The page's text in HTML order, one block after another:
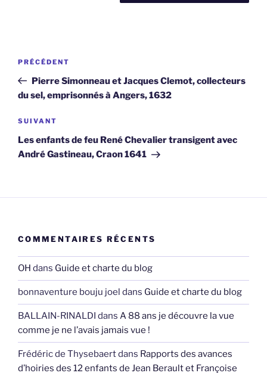
Navigation
l’article
Article
précédent
PRÉCÉDENT
Pierre Simonneau et Jacques Clemot, collecteurs
du sel, emprisonnés à Angers, 1632
Article
suivant
SUIVANT
Les enfants de feu René Chevalier transigent avec
André Gastineau, Craon 1641
COMMENTAIRES RÉCENTS
OH dans Guide et charte du blog
bonnaventure bouju joel dans Guide et charte du blog
BALLAIN-RINALDI dans A 88 ans je découvre la vue
comme je ne l’avais jamais vue !
Frédéric de Thysebaertdans Rapports des avances
d’hoiries des 12 enfants de Jean Berault et Françoise